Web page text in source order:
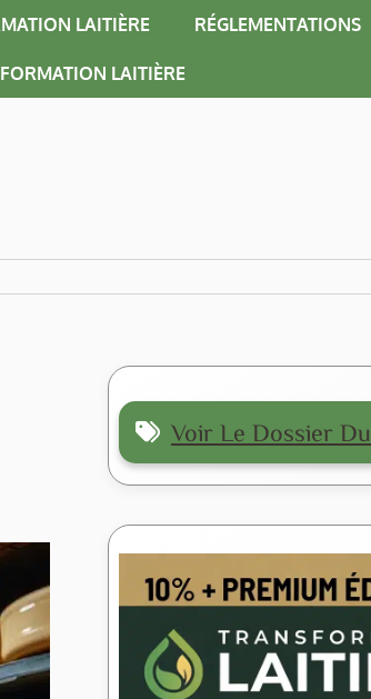
LAITIÈRE RÉGLEMENTATIONS
LAITIÈRE
Voir Le Dossier